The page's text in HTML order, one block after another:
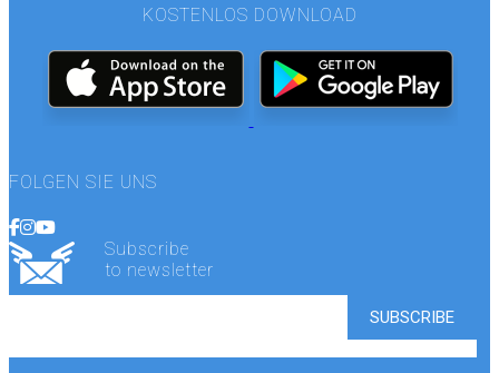
KOSTENLOS DOWNLOAD
FOLGEN SIE UNS
Subscribe
to newsletter